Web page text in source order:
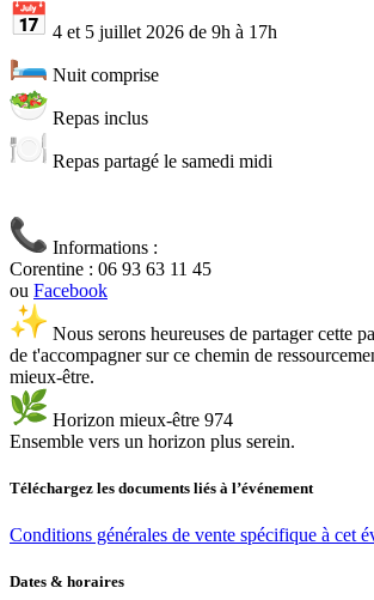
4 et 5 juillet 2026 de 9h à 17h
Nuit comprise
Repas inclus
Repas partagé le samedi midi
Informations :
Corentine : 06 93 63 11 45
ou Facebook
Nous serons heureuses de partager cette
de t'accompagner sur ce chemin de
mieux-être.
Horizon mieux-être 974
Ensemble vers un horizon plus serein.
Téléchargez les documents liés à l’événement
Conditions générales de vente spécifique à cet
Dates & horaires